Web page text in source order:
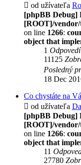
od užívateľa
[phpBB Debug]
[ROOT]/
on line 1266:
object that
1 Odpovedí
11125
Posledný
18 Dec
Co chystáte na
od užívateľa
[phpBB Debug]
[ROOT]/
on line 1266:
object that
11
27780